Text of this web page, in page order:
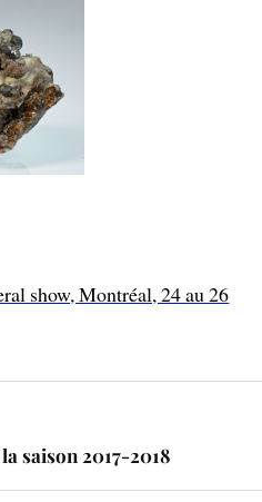
show, Montréal, 24 au 26
saison 2017-2018